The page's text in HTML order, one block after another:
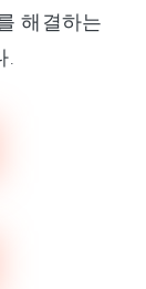
해결하는